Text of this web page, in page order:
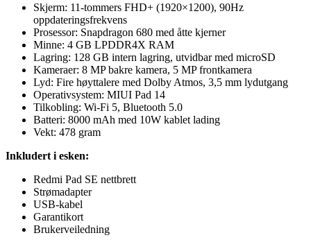
Skjerm: 11-tommers FHD+ (1920×1200), 90Hz
oppdateringsfrekvens
Prosessor: Snapdragon 680 med åtte kjerner
Minne: 4 GB LPDDR4X RAM
Lagring: 128 GB intern lagring, utvidbar med microSD
Kameraer: 8 MP bakre kamera, 5 MP frontkamera
Lyd: Fire høyttalere med Dolby Atmos, 3,5 mm lydutgang
Operativsystem: MIUI Pad 14
Tilkobling: Wi-Fi 5, Bluetooth 5.0
Batteri: 8000 mAh med 10W kablet lading
Vekt: 478 gram
Inkludert i esken:
Redmi Pad SE nettbrett
Strømadapter
USB-kabel
Garantikort
Brukerveiledning